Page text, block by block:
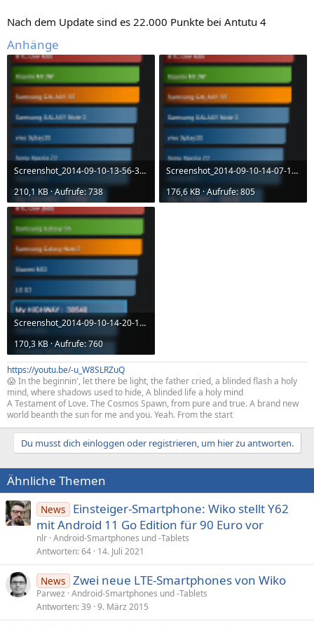
Nach dem Update sind es 22.000 Punkte bei Antutu 4
Anhänge
Screenshot_2014-09-10-13-56-30.png
210,1 KB · Aufrufe: 738
Screenshot_2014-09-10-14-07-16.png
176,6 KB · Aufrufe: 805
Screenshot_2014-09-10-14-20-11.png
170,3 KB · Aufrufe: 760
https://youtu.be/-u_W8SLRZuQ
😱 In the beginnin', let there be light, the father cried, a blinded flash a holy
mind, where shadows used to hide, A blinded life a holy mind
A Testament of Love. The Cosmos Spawn, from pure and true. A brand new
world beanth the sun for me and you. Yeah. From the start
Du musst dich einloggen oder registrieren, um hier zu antworten.
Ähnliche Themen
News
Einsteiger-Smartphone: Wiko stellt Y62
mit Android 11 Go Edition für 90 Euro vor
nlr Android-Smartphones und -Tablets
Antworten 64 14. Juli 2021
News Zwei neue LTE-Smartphones von Wiko
Parwez Android-Smartphones und -Tablets
Antworten 39 9. März 2015